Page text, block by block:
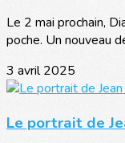
Le 2 mai prochain,
poche. Un nouveau
3 avril 2025
Le portrait de